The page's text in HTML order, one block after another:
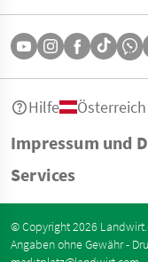
Impressum und
Services
Hilfe Österreich
© Copyright 2026
Angaben ohne Gewähr -